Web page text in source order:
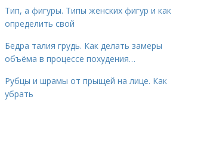
Тип, а фигуры. Типы женских фигур и как
определить свой
Бедра талия грудь. Как делать замеры
объёма в процессе похудения…
Рубцы и шрамы от прыщей на лице. Как
убрать